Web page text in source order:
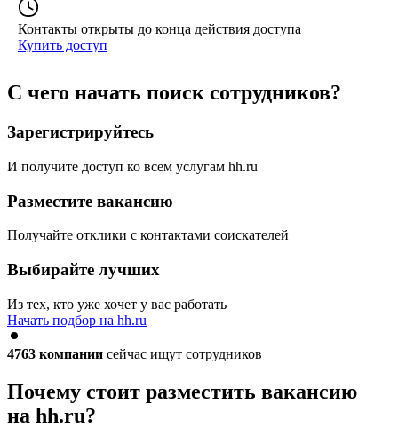
Контакты открыты до конца действия доступа
Купить доступ
С чего начать поиск сотрудников?
Зарегистрируйтесь
И получите доступ ко всем услугам hh.ru
Разместите вакансию
Получайте отклики с контактами соискателей
Выбирайте лучших
Из тех, кто уже хочет у вас работать
Начать подбор на hh.ru
4763 компании сейчас ищут сотрудников
Почему стоит разместить вакансию
на hh.ru?